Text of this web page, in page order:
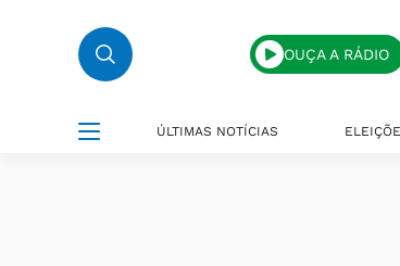
OUÇA A RÁDIO
ÚLTIMAS NOTÍCIAS